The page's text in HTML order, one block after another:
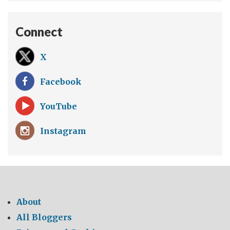
Connect
X
Facebook
YouTube
Instagram
About
All Bloggers